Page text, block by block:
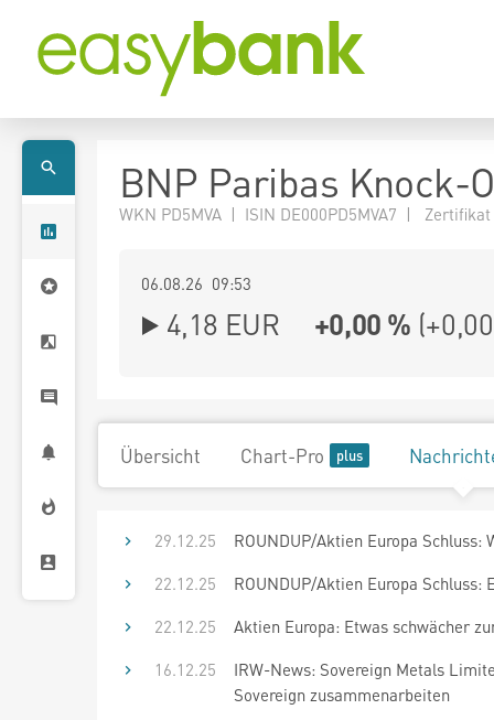
BNP Paribas Knock-
WKN PD5MVA | ISIN DE000PD5MVA7 | Zertifikat
06.08.26 09:53
4,18 EUR +0,00 % (+0,00
Übersicht Chart-Pro
29.12.25
ROUNDUP/Aktien Europa
22.12.25
ROUNDUP/Aktien Europa
22.12.25
Aktien Europa: Etwas schwächer
16.12.25
IRW-News: Sovereign Metals
Sovereign zusammenarbeiten